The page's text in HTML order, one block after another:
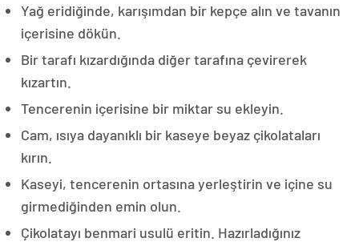
Yağ eridiğinde, karışımdan bir kepçe alın ve tavanın
içerisine dökün.
Bir tarafı kızardığında diğer tarafına çevirerek
kızartın.
Tencerenin içerisine bir miktar su ekleyin.
Cam, ısıya dayanıklı bir kaseye beyaz çikolataları
kırın.
Kaseyi, tencerenin ortasına yerleştirin ve içine su
girmediğinden emin olun.
Çikolatayı benmari usulü eritin. Hazırladığınız